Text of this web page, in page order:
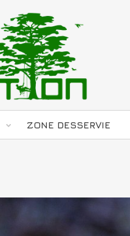
ZONE DESSERVIE